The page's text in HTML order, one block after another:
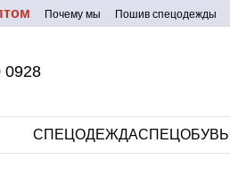
контентуПочему мы Пошив спецодежды
0928
СПЕЦОДЕЖДАСПЕЦОБУВЬ